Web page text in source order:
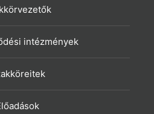
intézmények